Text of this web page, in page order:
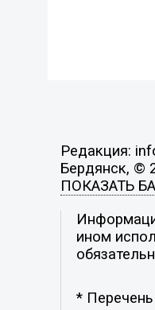
Редакция:
Бердянск, ©
ПОКАЗАТЬ
ином
*